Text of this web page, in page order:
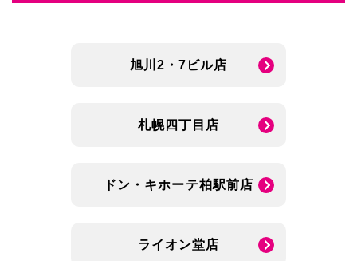
旭川2・7ビル店
札幌四丁目店
ドン・キホーテ柏駅前店
ライオン堂店